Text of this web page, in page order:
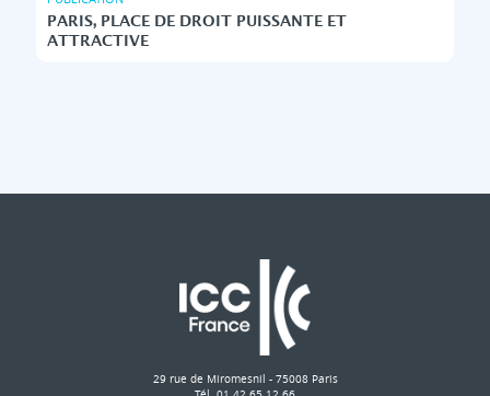
PARIS, PLACE DE DROIT PUISSANTE ET
ATTRACTIVE
29 rue de Miromesnil - 75008 Paris